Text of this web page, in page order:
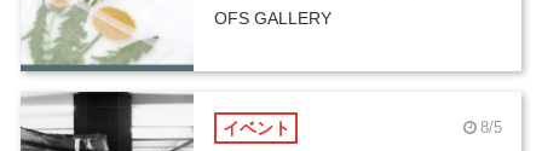
OFS GALLERY
イベント 8/5